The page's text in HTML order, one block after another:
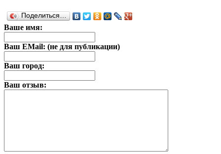
Поделиться…
Ваше имя:
Ваш EMail: (не для публикации)
Ваш город:
Ваш отзыв: